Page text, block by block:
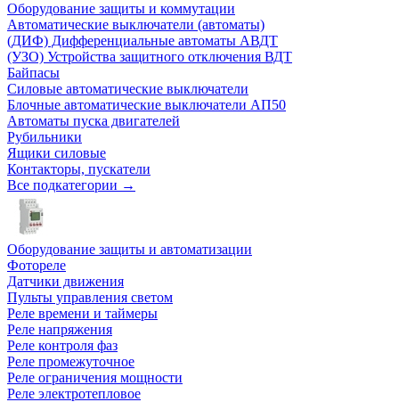
Оборудование защиты и коммутации
Автоматические выключатели (автоматы)
(ДИФ) Дифференциальные автоматы АВДТ
(УЗО) Устройства защитного отключения ВДТ
Байпасы
Силовые автоматические выключатели
Блочные автоматические выключатели АП50
Автоматы пуска двигателей
Рубильники
Ящики силовые
Контакторы, пускатели
Все подкатегории →
Оборудование защиты и автоматизации
Фотореле
Датчики движения
Пульты управления светом
Реле времени и таймеры
Реле напряжения
Реле контроля фаз
Реле промежуточное
Реле ограничения мощности
Реле электротепловое